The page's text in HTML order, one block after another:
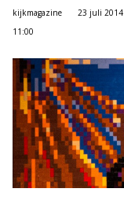
kijkmagazine
23 juli 2014
11:00